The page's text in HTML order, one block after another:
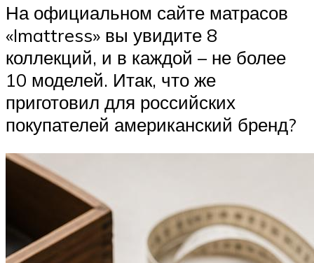
На официальном сайте матрасов
«Imattress» вы увидите 8
коллекций, и в каждой – не более
10 моделей. Итак, что же
приготовил для российских
покупателей американский бренд?